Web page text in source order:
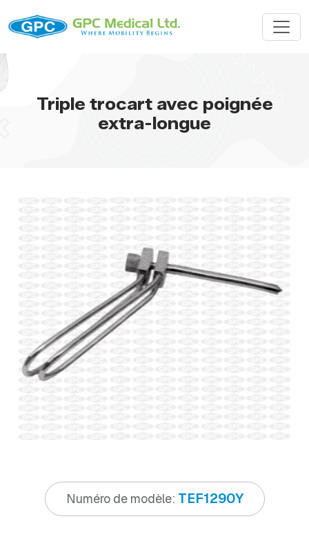
Triple trocart avec poignée
extra-longue
Numéro de modèle: TEF1290Y